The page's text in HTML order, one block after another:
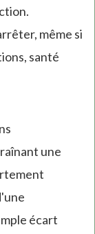
même si
santé
une
écart